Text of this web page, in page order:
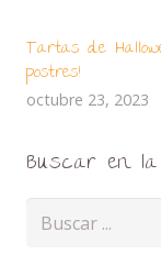
Tartas de
postres!
octubre 23, 2023
Buscar en